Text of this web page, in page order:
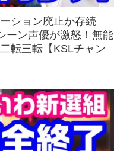
ション廃止か存続
ーン声優が激怒！無能
転三転【KSLチャン